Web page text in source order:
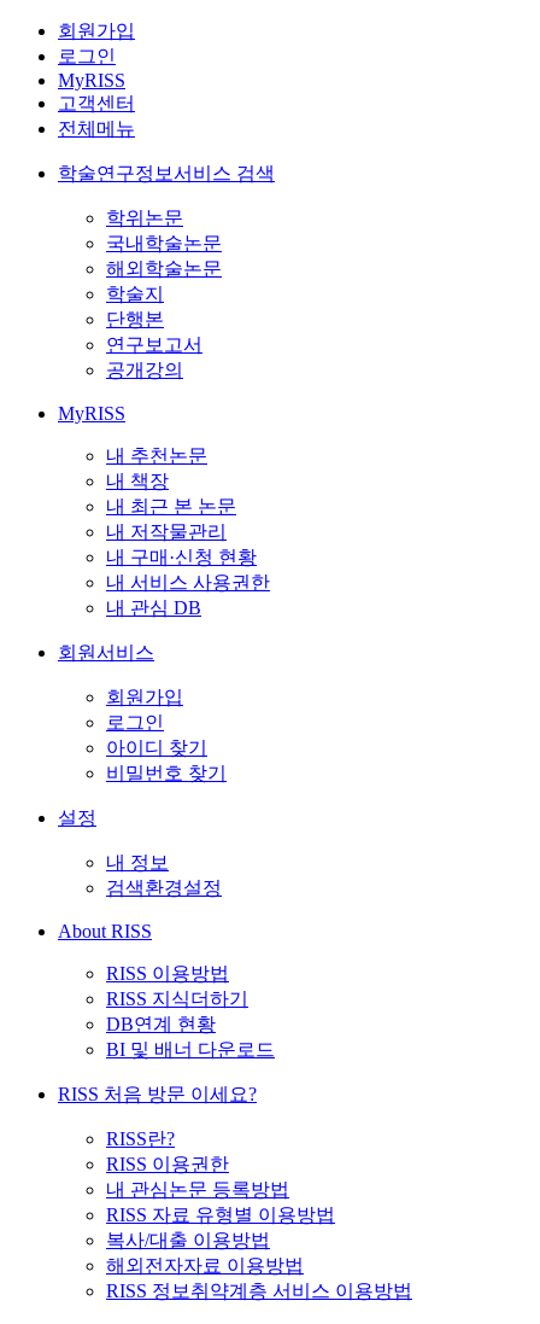
회원가입
로그인
MyRISS
고객센터
전체메뉴
학술연구정보서비스 검색
학위논문
국내학술논문
해외학술논문
학술지
단행본
연구보고서
공개강의
MyRISS
내 추천논문
내 책장
내 최근 본 논문
내 저작물관리
내 구매·신청 현황
내 서비스 사용권한
내 관심 DB
회원서비스
회원가입
로그인
아이디 찾기
비밀번호 찾기
설정
내 정보
검색환경설정
About RISS
RISS 이용방법
RISS 지식더하기
DB연계 현황
BI 및 배너 다운로드
RISS 처음 방문 이세요?
RISS란?
RISS 이용권한
내 관심논문 등록방법
RISS 자료 유형별 이용방법
복사/대출 이용방법
해외전자자료 이용방법
RISS 정보취약계층 서비스 이용방법